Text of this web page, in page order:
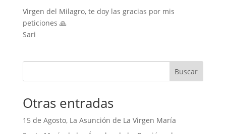
Virgen del Milagro, te doy las gracias por mis
peticiones 🙏
Sari
Buscar
Otras entradas
15 de Agosto, La Asunción de La Virgen María